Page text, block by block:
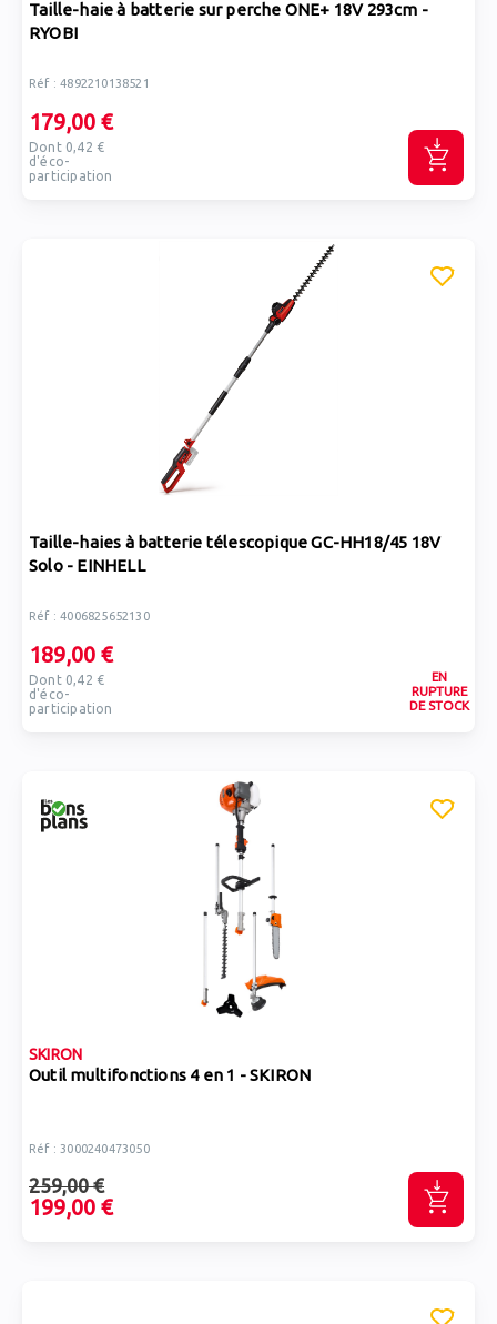
Taille-haie à batterie sur perche ONE+ 18V 293cm -
RYOBI
Réf : 4892210138521
179,00 €
Dont 0,42 €
d'éco-
participation
Taille-haies à batterie télescopique GC-HH18/45 18V
Solo - EINHELL
Réf : 4006825652130
189,00 €
Dont 0,42 €
d'éco-
participation
EN
RUPTURE
DE STOCK
SKIRON
Outil multifonctions 4 en 1 - SKIRON
Réf : 3000240473050
199,00 €
259,00 €